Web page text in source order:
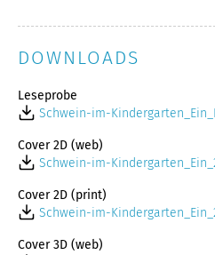
DOWNLOADS
Leseprobe
Schwein-im-
Cover 2D (web)
Schwein-im-
Cover 2D (print)
Schwein-im-
Cover 3D (web)